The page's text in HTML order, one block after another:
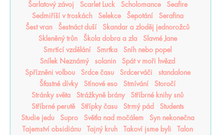
Šarlatový závoj
Scarlet Luck Scholomance
Seafire
Sedmiříší v troskách
Selekce Šepotání
Serafina
Šest vran
Šestnáct duší
Skandar a zloděj jednorožců
Skleněný trůn
Škola dobra a zla
Slavné Jane
Smrtící vzdělání
Smrtka
Sníh nebo popel
Snílek Neznámý
solanin
Spát v moři hvězd
Spřízněni volbou
Srdce času Srdcerváči
standalone
Šťastné dívky
Stínové eso Stmívání
Storočí
Stránky světa
Strážkyně brány
Stříbrné knihy snů
Stříbrné perutě
Střípky času Strmý pád
Students
Studie jedu
Supro Světla nad močálem
Syn nekonečna
Tajemství obsidiánu
Tajný kruh Takoví jsme byli
Talon